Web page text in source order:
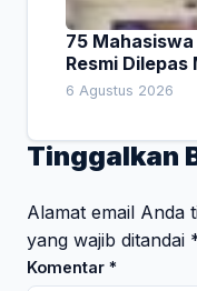
75
Resmi
Empat Pesan
6 Agustus 2026
Tinggalkan
Alamat email Anda
yang wajib ditandai
Komentar *